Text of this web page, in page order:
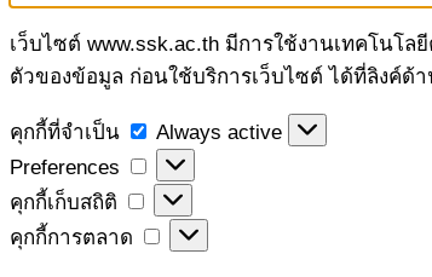
เว็บไซต์ www.ssk.ac.th มีการใช้งานเทคโนโ
ตัวของข้อมูล ก่อนใช้บริการเว็บไซต์ ได้ที่ลิงค์ด้า
คุกกี้ที่จำเป็น
คุกกี้
ที่
จำเป็น
Always active
Preferences
Preferences
คุกกี้เก็บสถิติ
คุกกี้
เก็บ
คุกกี้การตลาด
คุกกี้